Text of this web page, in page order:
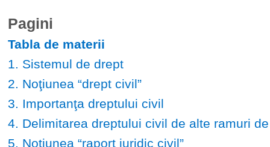
Pagini
Tabla de materii
1. Sistemul de drept
2. Noţiunea “drept civil”
3. Importanţa dreptului civil
4. Delimitarea dreptului civil de alte ramuri
5. Noțiunea “raport juridic civil”